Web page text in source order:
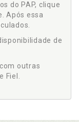
do PAP, clique
Após essa
de
outras
Fiel.